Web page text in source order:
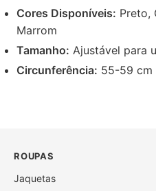
Cores Disponíveis: Preto,
Marrom
Tamanho: Ajustável para
Circunferência: 55-59 cm
ROUPAS
Jaquetas